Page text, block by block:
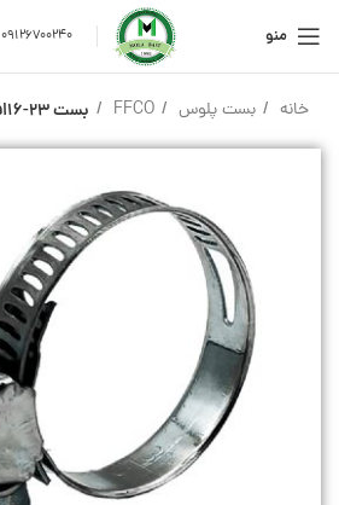
منو 09126700240
خانه بست پلوس FFCO بست 23-16اف اف FF-CO